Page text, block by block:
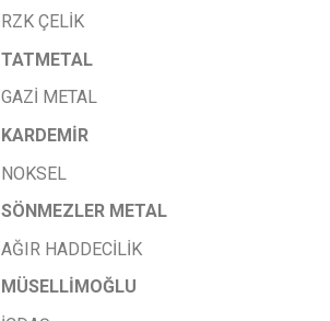
RZK ÇELİK
TATMETAL
GAZİ METAL
KARDEMİR
NOKSEL
SÖNMEZLER METAL
AĞIR HADDECİLİK
MÜSELLİMOĞLU